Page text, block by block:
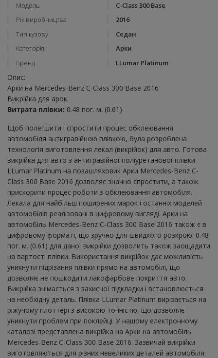
Модель
C-Class 300 Base
Рік виробництва
2016
Тип кузову
Седан
Категорія
Арки
Бренд
LLumar Platinum
Опис:
Арки на Mercedes-Benz C-Class 300 Base 2016
Викрійка для арок.
Витрата плівки: 0.48 пог. м. (0.61)
Щоб полегшити і спростити процес обклеювання
автомобіля антигравійною плівкою, була розроблена
технологія виготовлення лекал (викрійок) для авто. Готова
викрійка для авто з антигравійної поліуретанової плівки
LLumar Platinum на позашляховик Арки Mercedes-Benz C-
Class 300 Base 2016 дозволяє значно спростити, а також
прискорити процес роботи з обклеювання автомобіля.
Лекала для найбільш поширених марок і останніх моделей
автомобілів реалізовані в цифровому вигляді. Арки на
автомобіль Mercedes-Benz C-Class 300 Base 2016 також є в
цифровому форматі, що зручно для швидкого розкрою. 0.48
пог. м. (0.61) для даної викрійки дозволить також заощадити
на вартості плівки. Використання викрійок дає можливість
уникнути підрізання плівки прямо на автомобілі, що
дозволяє не пошкодити лакофарбове покриття авто.
Викрійка знімається з захисної підкладки і встановлюється
на необхідну деталь. Плівка LLumar Platinum вирізається на
ріжучому плоттері з високою точністю, що дозволяє
уникнути проблем при поклейці. У нашому електронному
каталозі представлена ​​викрійка на Арки на автомобіль
Mercedes-Benz C-Class 300 Base 2016. Зазвичай викрійки
виготовляються для різних невеликих деталей автомобіля.